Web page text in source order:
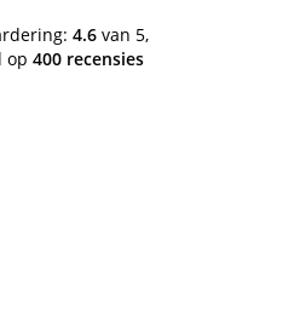
4.6van 5,
op 400 recensies